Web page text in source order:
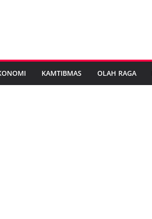
KAMTIBMAS OLAH RAGA